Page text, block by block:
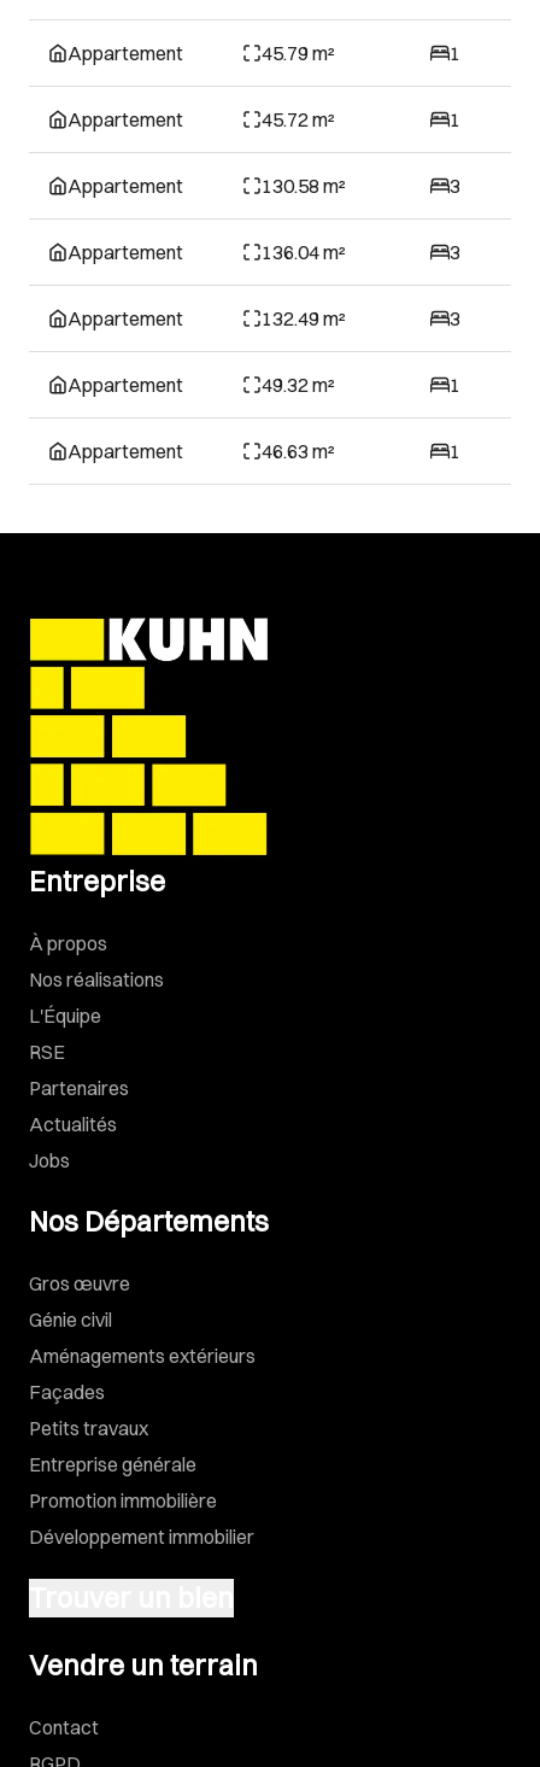
Appartement 45.79 m² 1
Appartement 45.72 m² 1
Appartement 130.58 m² 3
Appartement 136.04 m² 3
Appartement 132.49 m² 3
Appartement 49.32 m² 1
Appartement 46.63 m² 1
Entreprise
À propos
Nos réalisations
L'Équipe
RSE
Partenaires
Actualités
Jobs
Nos Départements
Gros œuvre
Génie civil
Aménagements extérieurs
Façades
Petits travaux
Entreprise générale
Promotion immobilière
Développement immobilier
Vendre un terrain
Contact